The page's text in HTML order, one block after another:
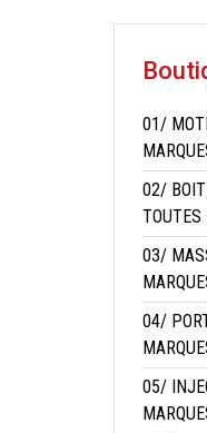
01/
02/
TOUTES
03/
04/
05/